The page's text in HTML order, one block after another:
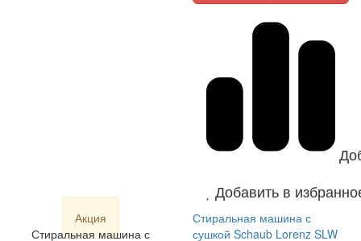
Добавить в
Акция
Стиральная машина с
Стиральная машина с
сушкой Schaub Lorenz SLW